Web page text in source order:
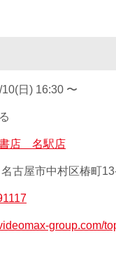
日) 16:30 〜
店 名駅店
古屋市中村区椿町
group.com/